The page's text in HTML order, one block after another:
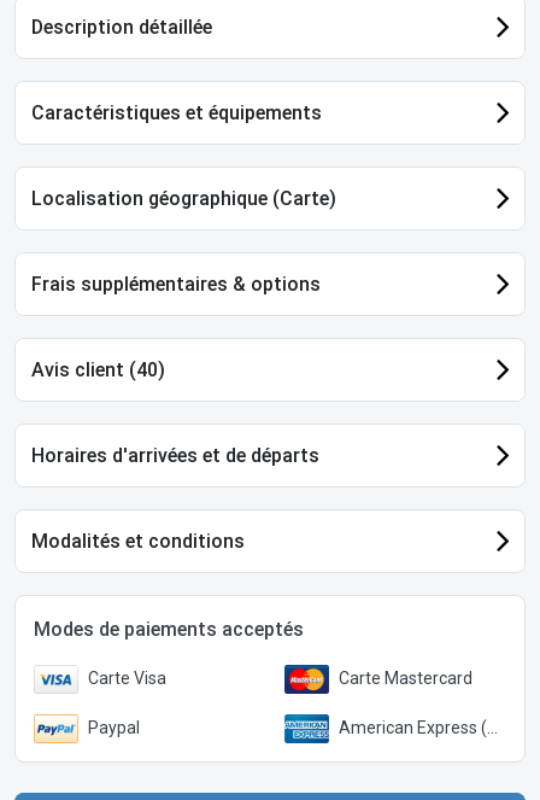
Description détaillée
Caractéristiques et équipements
Localisation géographique (Carte)
Frais supplémentaires & options
Avis client (40)
Horaires d'arrivées et de départs
Modalités et conditions
Modes de paiements acceptés
Carte Visa Carte Mastercard
Paypal American Express (Paypal)